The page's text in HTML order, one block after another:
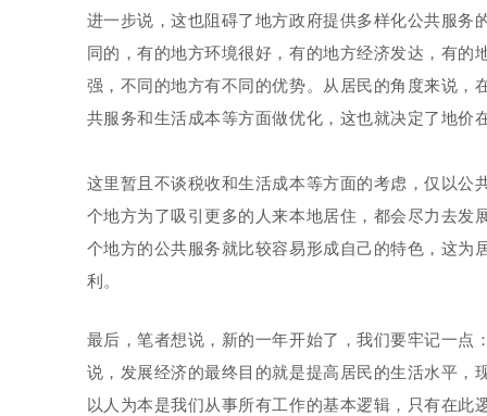
进一步说，这也阻碍了地方政府提供多样化公共服务
同的，有的地方环境很好，有的地方经济发达，有的
强，不同的地方有不同的优势。从居民的角度来说，
共服务和生活成本等方面做优化，这也就决定了地价
这里暂且不谈税收和生活成本等方面的考虑，仅以公
个地方为了吸引更多的人来本地居住，都会尽力去发
个地方的公共服务就比较容易形成自己的特色，这为
利。
最后，笔者想说，新的一年开始了，我们要牢记一点
说，发展经济的最终目的就是提高居民的生活水平，
以人为本是我们从事所有工作的基本逻辑，只有在